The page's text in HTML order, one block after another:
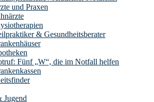
und Praxen
& Gesundheitsberater
Fünf „W“, die im Notfall helfen
Jugend